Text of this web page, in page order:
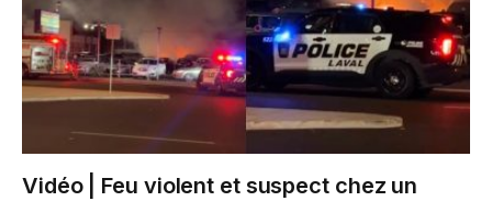
Vidéo | Feu violent et suspect chez un